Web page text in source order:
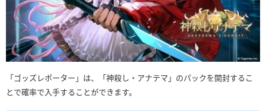
「ゴッズレポーター」は、「神殺し・アナテマ」のパックを開封するこ
とで確率で入手することができます。